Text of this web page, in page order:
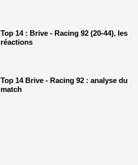
Top 14 : Brive - Racing 92 (20-44), les
réactions
Top 14 Brive - Racing 92 : analyse du
match